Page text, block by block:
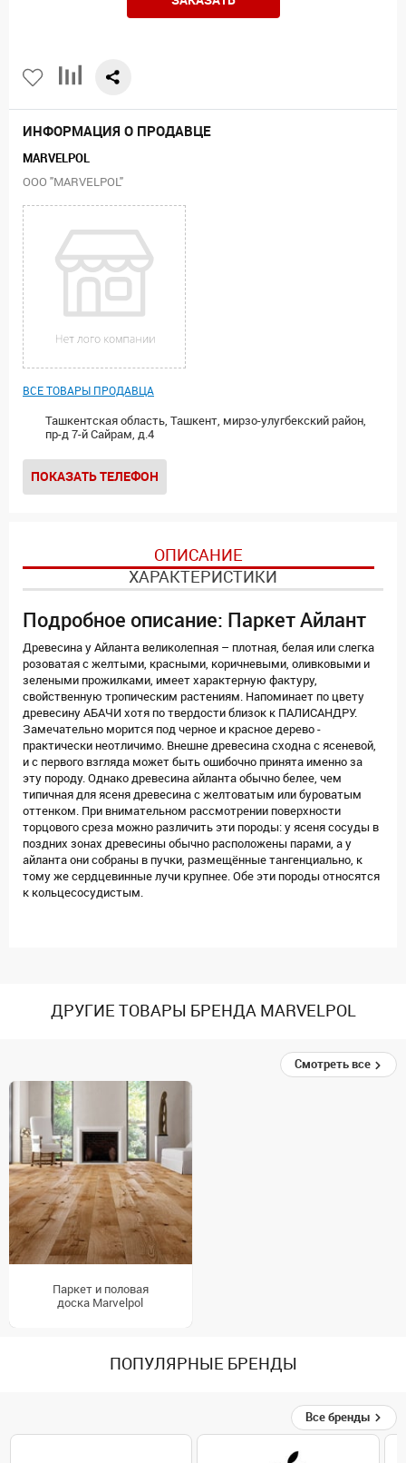
ИНФОРМАЦИЯ О ПРОДАВЦЕ
MARVELPOL
ООО "MARVELPOL"
ВСЕ ТОВАРЫ ПРОДАВЦА
Ташкентская область, Ташкент, мирзо-улугбекский район,
пр-д 7-й Сайрам, д.4
ПОКАЗАТЬ ТЕЛЕФОН
ОПИСАНИЕ
ХАРАКТЕРИСТИКИ
Подробное описание: Паркет Айлант
Древесина у Айланта великолепная – плотная, белая или слегка
розоватая с желтыми, красными, коричневыми, оливковыми и
зелеными прожилками, имеет характерную фактуру,
свойственную тропическим растениям. Напоминает по цвету
древесину АБАЧИ хотя по твердости близок к ПАЛИСАНДРУ.
Замечательно морится под черное и красное дерево -
практически неотличимо. Внешне древесина сходна с ясеневой,
и с первого взгляда может быть ошибочно принята именно за
эту породу. Однако древесина айланта обычно белее, чем
типичная для ясеня древесина с желтоватым или буроватым
оттенком. При внимательном рассмотрении поверхности
торцового среза можно различить эти породы: у ясеня сосуды в
поздних зонах древесины обычно расположены парами, а у
айланта они собраны в пучки, размещённые тангенциально, к
тому же сердцевинные лучи крупнее. Обе эти породы относятся
к кольцесосудистым.
ДРУГИЕ ТОВАРЫ БРЕНДА MARVELPOL
Смотреть все
Паркет и половая
доска Marvelpol
ПОПУЛЯРНЫЕ БРЕНДЫ
Все бренды